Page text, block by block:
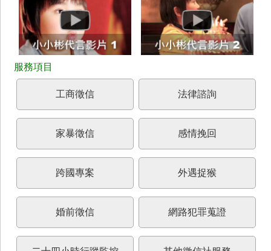
工商徵信 法律諮詢
家暴徵信 感情挽回
跨國專案 外遇捉猴
婚前徵信 網路犯罪蒐證